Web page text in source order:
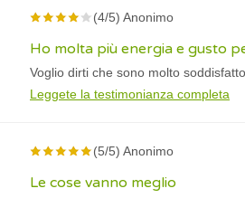
(4/5) Anonimo
Ho molta più energia e gusto
Voglio dirti che sono molto
Leggete la testimonianza completa
(5/5) Anonimo
Le cose vanno meglio